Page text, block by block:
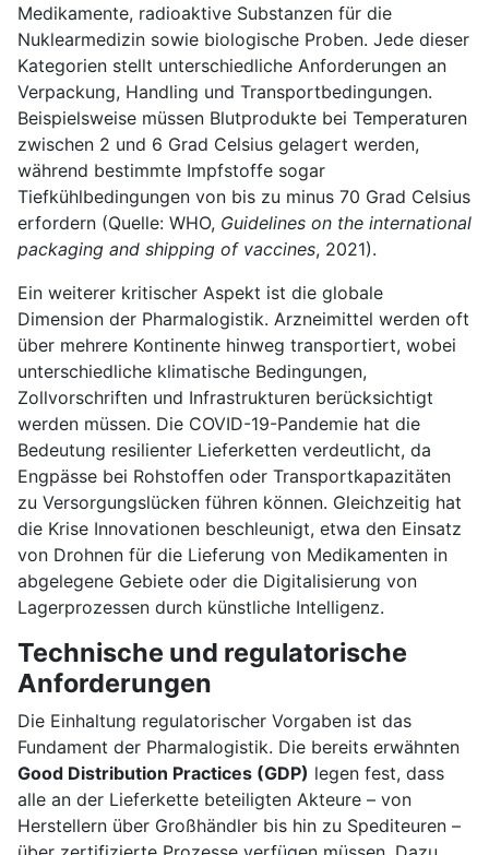
Medikamente, radioaktive Substanzen für die
Nuklearmedizin sowie biologische Proben. Jede dieser
Kategorien stellt unterschiedliche Anforderungen an
Verpackung, Handling und Transportbedingungen.
Beispielsweise müssen Blutprodukte bei Temperaturen
zwischen 2 und 6 Grad Celsius gelagert werden,
während bestimmte Impfstoffe sogar
Tiefkühlbedingungen von bis zu minus 70 Grad Celsius
erfordern (Quelle: WHO, Guidelines on the international
packaging and shipping of vaccines, 2021).
Ein weiterer kritischer Aspekt ist die globale
Dimension der Pharmalogistik. Arzneimittel werden oft
über mehrere Kontinente hinweg transportiert, wobei
unterschiedliche klimatische Bedingungen,
Zollvorschriften und Infrastrukturen berücksichtigt
werden müssen. Die COVID-19-Pandemie hat die
Bedeutung resilienter Lieferketten verdeutlicht, da
Engpässe bei Rohstoffen oder Transportkapazitäten
zu Versorgungslücken führen können. Gleichzeitig hat
die Krise Innovationen beschleunigt, etwa den Einsatz
von Drohnen für die Lieferung von Medikamenten in
abgelegene Gebiete oder die Digitalisierung von
Lagerprozessen durch künstliche Intelligenz.
Technische und regulatorische
Anforderungen
Die Einhaltung regulatorischer Vorgaben ist das
Fundament der Pharmalogistik. Die bereits erwähnten
Good Distribution Practices (GDP) legen fest, dass
alle an der Lieferkette beteiligten Akteure – von
Herstellern über Großhändler bis hin zu Spediteuren –